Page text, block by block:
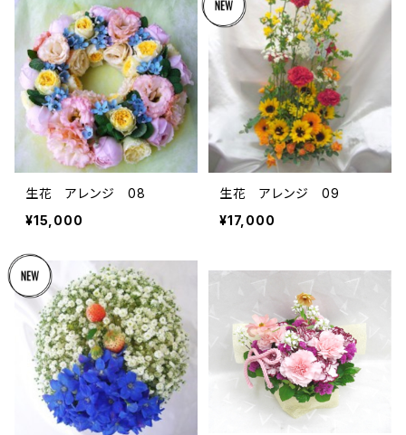
生花 アレンジ 08
¥15,000
生花 アレンジ 09
¥17,000